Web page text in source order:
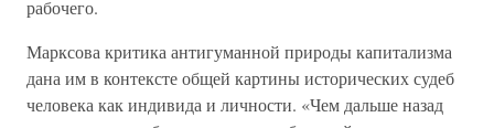
рабочего.
Марксова критика антигуманной природы капитализма
дана им в контексте общей картины исторических судеб
человека как индивида и личности. «Чем дальше назад